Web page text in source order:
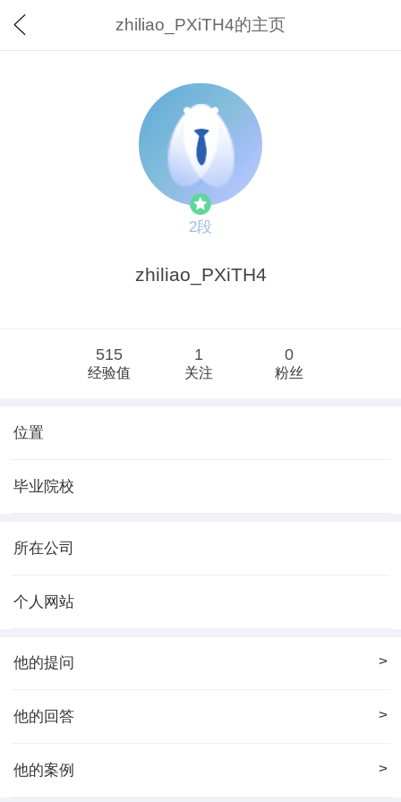
zhiliao_PXiTH4的主页
2段
zhiliao_PXiTH4
515
经验值
1
关注
0
粉丝
位置
毕业院校
所在公司
个人网站
他的提问 >
他的回答 >
他的案例 >